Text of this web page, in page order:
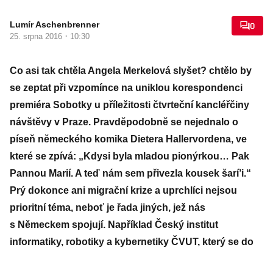
Lumír Aschenbrenner
25. srpna 2016 · 10:30
0
Co asi tak chtěla Angela Merkelová slyšet? chtělo by
se zeptat při vzpomínce na uniklou korespondenci
premiéra Sobotky u příležitosti čtvrteční kancléřčiny
návštěvy v Praze. Pravděpodobně se nejednalo o
píseň německého komika Dietera Hallervordena, ve
které se zpívá: „Kdysi byla mladou pionýrkou… Pak
Pannou Marií. A teď nám sem přivezla kousek šarí’i.“
Prý dokonce ani migrační krize a uprchlíci nejsou
prioritní téma, neboť je řada jiných, jež nás
s Německem spojují. Například Český institut
informatiky, robotiky a kybernetiky ČVUT, který se do